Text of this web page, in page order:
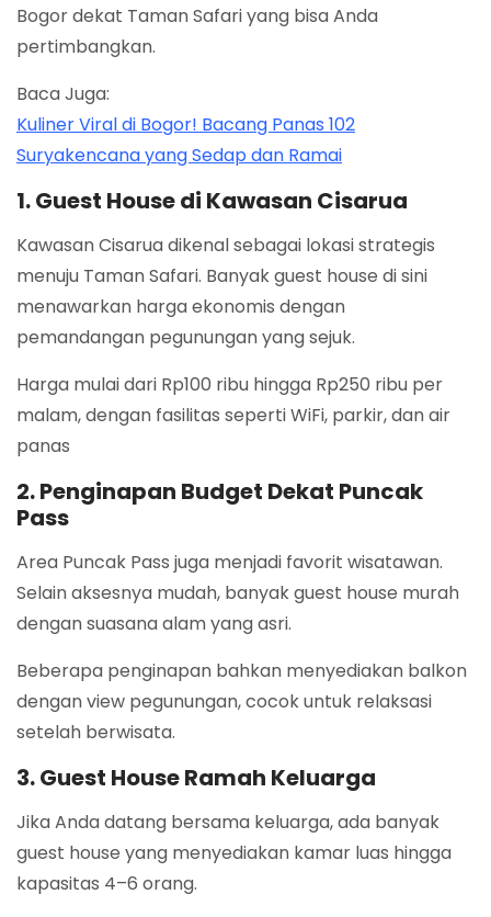
Bogor dekat Taman Safari yang bisa Anda
pertimbangkan.
Baca Juga:
Kuliner Viral di Bogor! Bacang Panas 102
Suryakencana yang Sedap dan Ramai
1. Guest House di Kawasan Cisarua
Kawasan Cisarua dikenal sebagai lokasi strategis
menuju Taman Safari. Banyak guest house di sini
menawarkan harga ekonomis dengan
pemandangan pegunungan yang sejuk.
Harga mulai dari Rp100 ribu hingga Rp250 ribu per
malam, dengan fasilitas seperti WiFi, parkir, dan air
panas
2. Penginapan Budget Dekat Puncak
Pass
Area Puncak Pass juga menjadi favorit wisatawan.
Selain aksesnya mudah, banyak guest house murah
dengan suasana alam yang asri.
Beberapa penginapan bahkan menyediakan balkon
dengan view pegunungan, cocok untuk relaksasi
setelah berwisata.
3. Guest House Ramah Keluarga
Jika Anda datang bersama keluarga, ada banyak
guest house yang menyediakan kamar luas hingga
kapasitas 4–6 orang.